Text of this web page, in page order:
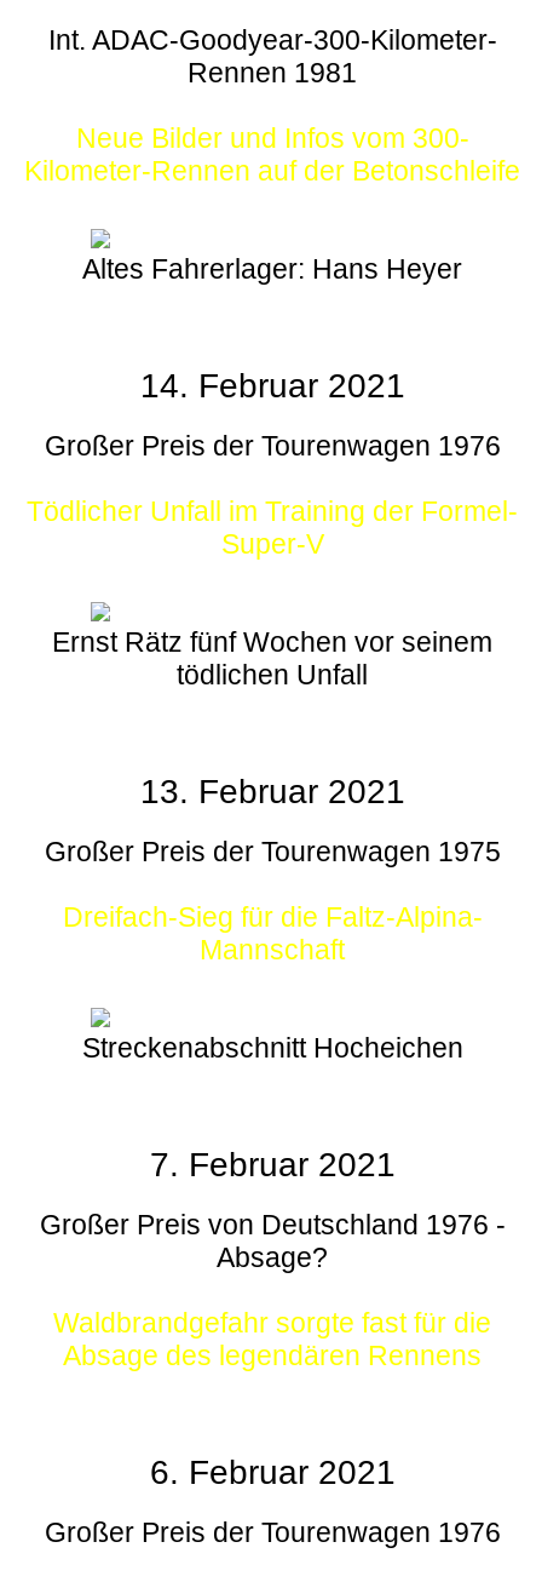
Int. ADAC-Goodyear-300-Kilometer-
Rennen 1981
Neue Bilder und Infos vom 300-
Kilometer-Rennen auf der Betonschleife
Altes Fahrerlager: Hans Heyer
14. Februar 2021
Großer Preis der Tourenwagen 1976
Tödlicher Unfall im Training der Formel-
Super-V
Ernst Rätz fünf Wochen vor seinem
tödlichen Unfall
13. Februar 2021
Großer Preis der Tourenwagen 1975
Dreifach-Sieg für die Faltz-Alpina-
Mannschaft
Streckenabschnitt Hocheichen
7. Februar 2021
Großer Preis von Deutschland 1976 -
Absage?
Waldbrandgefahr sorgte fast für die
Absage des legendären Rennens
6. Februar 2021
Großer Preis der Tourenwagen 1976